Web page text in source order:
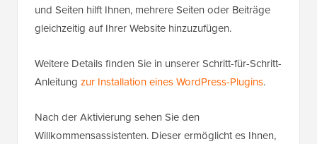
und Seiten hilft Ihnen, mehrere Seiten oder Beiträge
gleichzeitig auf Ihrer Website hinzuzufügen.
Weitere Details finden Sie in unserer Schritt-für-Schritt-
Anleitung zur Installation eines WordPress-Plugins.
Nach der Aktivierung sehen Sie den
Willkommensassistenten. Dieser ermöglicht es Ihnen,